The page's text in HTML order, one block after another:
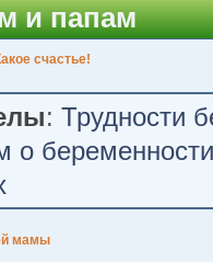
и папам
счастье!
: Трудности
о беременности
мамы